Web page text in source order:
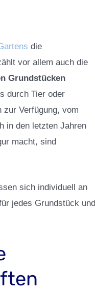
die
vor allem auch die
Grundstücken
durch Tier oder
Verfügung, vom
in den letzten Jahren
macht, sind
sich individuell an
jedes Grundstück und